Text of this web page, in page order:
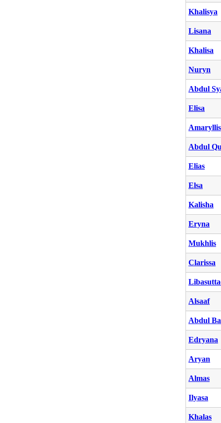
Khalisya
Lisana
Khalisa
Nuryn
Abdul
Elisa
Amaryllis
Abdul
Elias
Elsa
Kalisha
Eryna
Mukhlis
Clarissa
Alsaaf
Abdul
Edryana
Aryan
Almas
Ilyasa
Khalas